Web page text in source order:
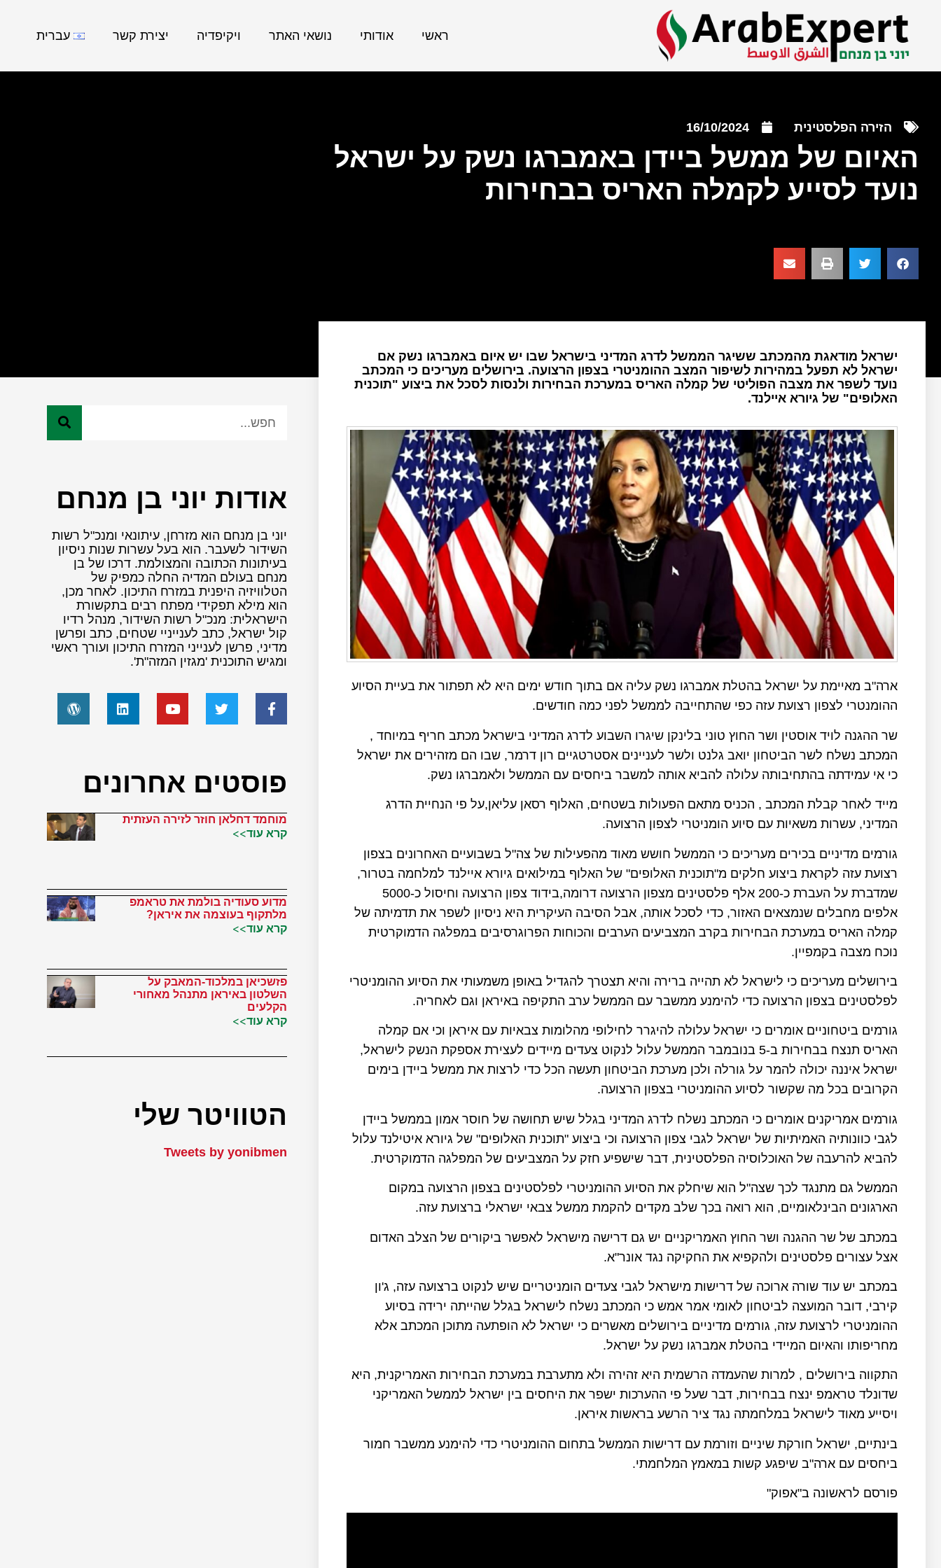
ראשי אודותי נושאי האתר ויקיפדיה יצירת קשר עברית
הזירה הפלסטינית 16/10/2024
האיום של ממשל ביידן באמברגו נשק על ישראל
נועד לסייע לקמלה האריס בבחירות
ישראל מודאגת מהמכתב ששיגר הממשל לדרג המדיני בישראל שבו יש איום באמברגו נשק אם
ישראל לא תפעל במהירות לשיפור המצב ההומניטרי בצפון הרצועה. בירושלים מעריכים כי המכתב
נועד לשפר את מצבה הפוליטי של קמלה האריס במערכת הבחירות ולנסות לסכל את ביצוע "תוכנית
האלופים" של גיורא איילנד.
ארה"ב מאיימת על ישראל בהטלת אמברגו נשק עליה אם בתוך חודש ימים היא לא תפתור את בעיית הסיוע
ההומנטרי לצפון רצועת עזה כפי שהתחייבה לממשל לפני כמה חודשים.
שר ההגנה לויד אוסטין ושר החוץ טוני בלינקן שיגרו השבוע לדרג המדיני בישראל מכתב חריף במיוחד ,
המכתב נשלח לשר הביטחון יואב גלנט ולשר לעניינים אסטרטגיים רון דרמר, שבו הם מזהירים את ישראל
כי אי עמידתה בהתחיבותה עלולה להביא אותה למשבר ביחסים עם הממשל ולאמברגו נשק.
מייד לאחר קבלת המכתב , הכניס מתאם הפעולות בשטחים, האלוף רסאן עליאן,על פי הנחיית הדרג
המדיני, עשרות משאיות עם סיוע הומניטרי לצפון הרצועה.
גורמים מדיניים בכירים מעריכים כי הממשל חושש מאוד מהפעילות של צה"ל בשבועיים האחרונים בצפון
רצועת עזה לקראת ביצוע חלקים מ"תוכנית האלופים" של האלוף במילואים גיורא איילנד למלחמה בטרור,
שמדברת על העברת כ-200 אלף פלסטינים מצפון הרצועה דרומה,בידוד צפון הרצועה וחיסול כ-5000
אלפים מחבלים שנמצאים האזור, כדי לסכל אותה, אבל הסיבה העיקרית היא ניסיון לשפר את תדמיתה של
קמלה האריס במערכת הבחירות בקרב המצביעים הערבים והכוחות הפרוגרסיבים במפלגה הדמוקרטית
נוכח מצבה בקמפיין.
בירושלים מעריכים כי לישראל לא תהייה ברירה והיא תצטרך להגדיל באופן משמעותי את הסיוע ההומניטרי
לפלסטינים בצפון הרצועה כדי להימנע ממשבר עם הממשל ערב התקיפה באיראן וגם לאחריה.
גורמים ביטחוניים אומרים כי ישראל עלולה להיגרר לחילופי מהלומות צבאיות עם איראן וכי אם קמלה
האריס תנצח בבחירות ב-5 בנובמבר הממשל עלול לנקוט צעדים מיידים לעצירת אספקת הנשק לישראל,
ישראל איננה יכולה להמר על גורלה ולכן מערכת הביטחון תעשה הכל כדי לרצות את ממשל ביידן בימים
הקרובים בכל מה שקשור לסיוע ההומניטרי בצפון הרצועה.
גורמים אמריקנים אומרים כי המכתב נשלח לדרג המדיני בגלל שיש תחושה של חוסר אמון בממשל ביידן
לגבי כוונותיה האמיתיות של ישראל לגבי צפון הרצועה וכי ביצוע "תוכנית האלופים" של גיורא איטילנד עלול
להביא להרעבה של האוכלוסיה הפלסטינית, דבר שישפיע חזק על המצביעים של המפלגה הדמוקרטית.
הממשל גם מתנגד לכך שצה"ל הוא שיחלק את הסיוע ההומניטרי לפלסטינים בצפון הרצועה במקום
הארגונים הבינלאומיים, הוא רואה בכך שלב מקדים להקמת ממשל צבאי ישראלי ברצועת עזה.
במכתב של שר ההגנה ושר החוץ האמריקניים יש גם דרישה מישראל לאפשר ביקורים של הצלב האדום
אצל עצורים פלסטינים ולהקפיא את החקיקה נגד אונר"א.
במכתב יש עוד שורה ארוכה של דרישות מישראל לגבי צעדים הומניטריים שיש לנקוט ברצועה עזה, ג'ון
קירבי, דובר המועצה לביטחון לאומי אמר אמש כי המכתב נשלח לישראל בגלל שהייתה ירידה בסיוע
ההומניטרי לרצועת עזה, גורמים מדיניים בירושלים מאשרים כי ישראל לא הופתעה מתוכן המכתב אלא
מחריפותו והאיום המיידי בהטלת אמברגו נשק על ישראל.
התקווה בירושלים , למרות שהעמדה הרשמית היא זהירה ולא מתערבת במערכת הבחירות האמריקנית, היא
שדונלד טראמפ ינצח בבחירות, דבר שעל פי ההערכות ישפר את היחסים בין ישראל לממשל האמריקני
ויסייע מאוד לישראל במלחמתה נגד ציר הרשע בראשות איראן.
בינתיים, ישראל חורקת שיניים וזורמת עם דרישות הממשל בתחום ההומניטרי כדי להימנע ממשבר חמור
ביחסים עם ארה"ב שיפגע קשות במאמץ המלחמתי.
פורסם לראשונה ב"אפוק"
אודות יוני בן מנחם
יוני בן מנחם הוא מזרחן, עיתונאי ומנכ"ל רשות
השידור לשעבר. הוא בעל עשרות שנות ניסיון
בעיתונות הכתובה והמצולמת. דרכו של בן
מנחם בעולם המדיה החלה כמפיק של
הטלוויזיה היפנית במזרח התיכון. לאחר מכן,
הוא מילא תפקידי מפתח רבים בתקשורת
הישראלית: מנכ"ל רשות השידור, מנהל רדיו
קול ישראל, כתב לענייניי שטחים, כתב ופרשן
מדיני, פרשן לענייני המזרח התיכון ועורך ראשי
ומגיש התוכנית 'מגזין המזה"ת'.
פוסטים אחרונים
מוחמד דחלאן חוזר לזירה העזתית
קרא עוד>>
מדוע סעודיה בולמת את טראמפ
מלתקוף בעוצמה את איראן?
קרא עוד>>
פזשכיאן במלכוד-המאבק על
השלטון באיראן מתנהל מאחורי
הקלעים
קרא עוד>>
הטוויטר שלי
Tweets by yonibmen